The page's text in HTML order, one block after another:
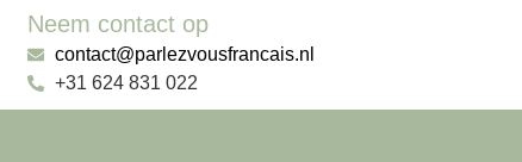
Neem contact op
contact@parlezvousfrancais.nl
+31 624 831 022